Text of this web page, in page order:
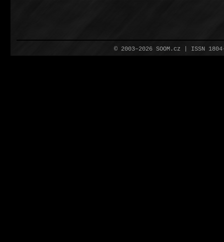
© 2003–2026 SOOM.cz | ISSN